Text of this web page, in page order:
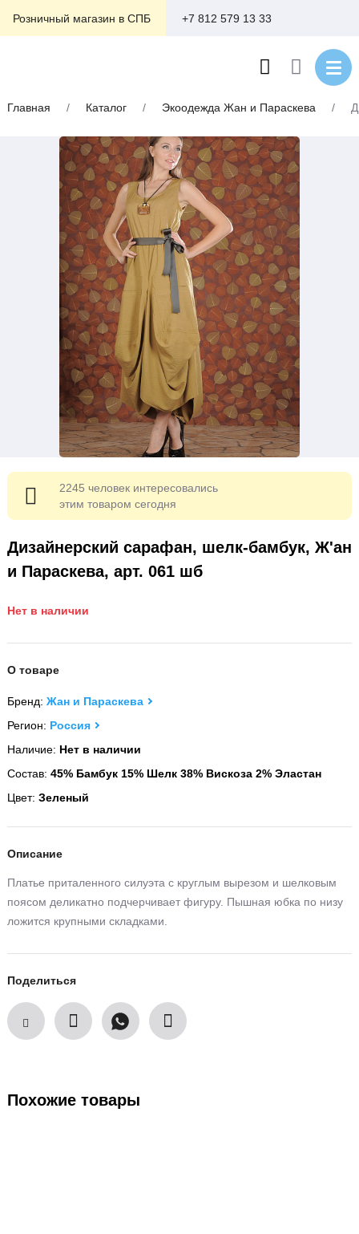
Розничный магазин в СПБ +7 812 579 13 33
Главная / Каталог / Экоодежда Жан и Параскева /
Дизайнерский сарафан, шелк-бамбук, Ж'ан
и Параскева, арт. 061 шб
Нет в наличии
О товаре
Бренд: Жан и Параскева
Регион: Россия
Наличие: Нет в наличии
Состав: 45% Бамбук 15% Шелк 38% Вискоза 2% Эластан
Цвет: Зеленый
Описание
Платье приталенного силуэта с круглым вырезом и шелковым
поясом деликатно подчерчивает фигуру. Пышная юбка по низу
ложится крупными складками.
Поделиться
2245 человек интересовались
этим товаром сегодня
Похожие товары